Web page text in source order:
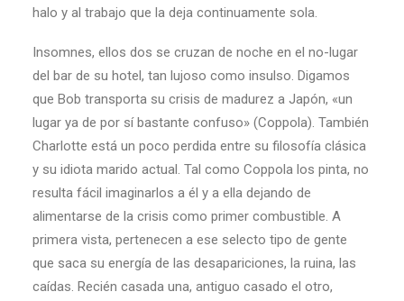
halo y al trabajo que la deja continuamente sola.
Insomnes, ellos dos se cruzan de noche en el no-lugar
del bar de su hotel, tan lujoso como insulso. Digamos
que Bob transporta su crisis de madurez a Japón, «un
lugar ya de por sí bastante confuso» (Coppola). También
Charlotte está un poco perdida entre su filosofía clásica
y su idiota marido actual. Tal como Coppola los pinta, no
resulta fácil imaginarlos a él y a ella dejando de
alimentarse de la crisis como primer combustible. A
primera vista, pertenecen a ese selecto tipo de gente
que saca su energía de las desapariciones, la ruina, las
caídas. Recién casada una, antiguo casado el otro,